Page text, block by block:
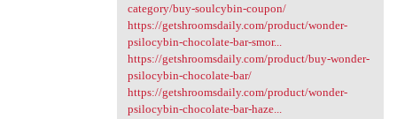
category/buy-soulcybin-coupon/
https://getshroomsdaily.com/product/wonder-
psilocybin-chocolate-bar-smor...
https://getshroomsdaily.com/product/buy-wonder-
psilocybin-chocolate-bar/
https://getshroomsdaily.com/product/wonder-
psilocybin-chocolate-bar-haze...